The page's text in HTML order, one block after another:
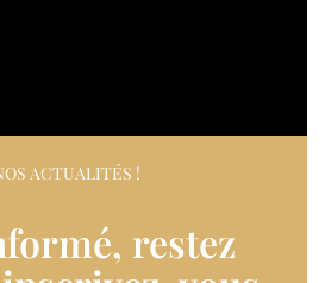
ACTUALITÉS !
restez